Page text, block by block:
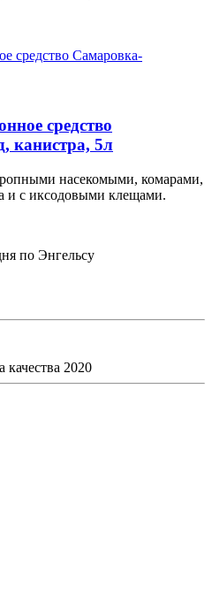
средство
канистра, 5л
насекомыми, комарами,
и с иксодовыми клещами.
по Энгельсу
качества 2020